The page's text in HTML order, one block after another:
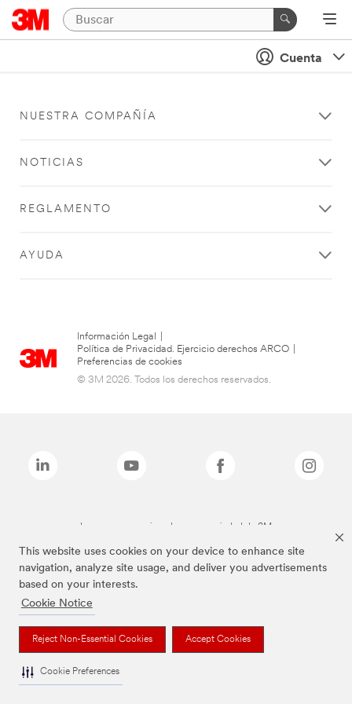
This website uses cookies on your device to enhance site
navigation, analyze site usage, and deliver you advertisements
based on your interests.
Cookie Notice
Reject Non-Essential Cookies Accept Cookies
Cookie Preferences
Cuenta
NUESTRA COMPAÑÍA
NOTICIAS
REGLAMENTO
AYUDA
Información Legal
Política de Privacidad. Ejercicio derechos ARCO
Preferencias de cookies
© 3M 2026. Todos los derechos reservados.
Las marcas mencionadas son propiedad de 3M